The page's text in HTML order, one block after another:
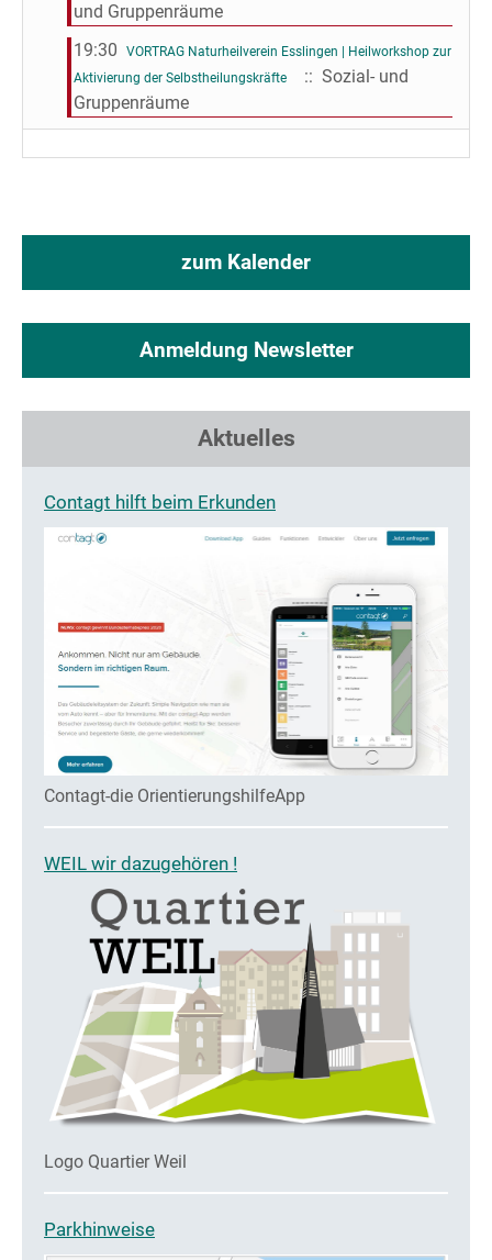
und Gruppenräume
19:30
VORTRAG Naturheilverein Esslingen | Heilworkshop zur
Aktivierung der Selbstheilungskräfte
:: Sozial- und
Gruppenräume
zum Kalender
Anmeldung Newsletter
Aktuelles
Contagt hilft beim Erkunden
Contagt-die OrientierungshilfeApp
WEIL wir dazugehören !
Logo Quartier Weil
Parkhinweise